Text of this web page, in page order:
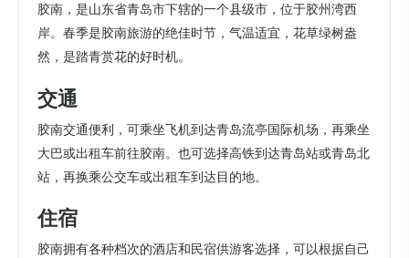
胶南，是山东省青岛市下辖的一个县级市，位于胶州湾西
岸。春季是胶南旅游的绝佳时节，气温适宜，花草绿树盎
然，是踏青赏花的好时机。
交通
胶南交通便利，可乘坐飞机到达青岛流亭国际机场，再乘坐
大巴或出租车前往胶南。也可选择高铁到达青岛站或青岛北
站，再换乘公交车或出租车到达目的地。
住宿
胶南拥有各种档次的酒店和民宿供游客选择，可以根据自己